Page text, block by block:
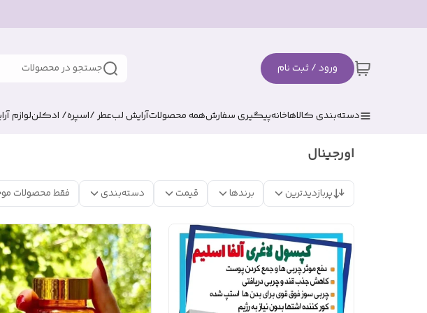
ورود / ثبت نام جستجو در محصولات
دسته‌بندی کالاهاخانهپیگیری سفارشهمه محصولاتآرایش لبعطر /اسپره/ ادکلنلوازم
اورجینال
پربازدیدترین برندها قیمت دسته‌بندی فقط محصولات